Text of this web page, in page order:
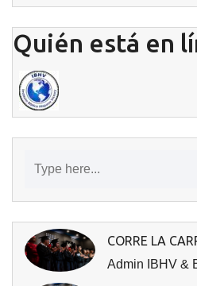
Quién está en
CORRE LA
Admin IBHV &